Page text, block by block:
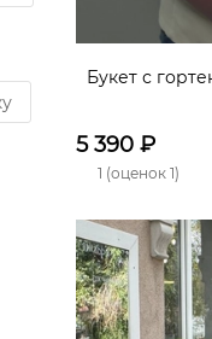
Букет с
5 390 ₽
1 (оценок 1)